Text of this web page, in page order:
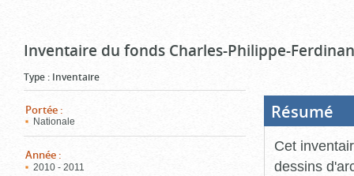
Inventaire du fonds Charles-Philippe-
Type : Inventaire
Portée :
Nationale
Année :
2010 - 2011
Résumé
Cet
dessins